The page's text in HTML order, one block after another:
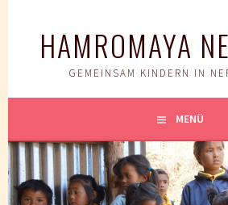
HAMROMAYA
GEMEINSAM KINDERN IN
MENÜ